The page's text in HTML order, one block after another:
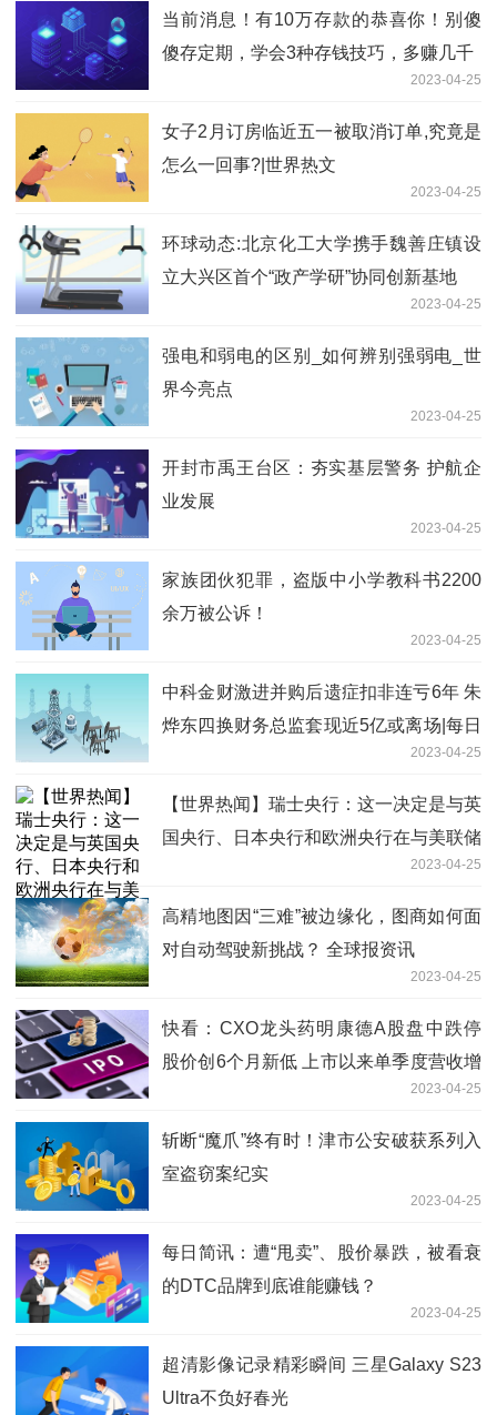
当前消息！有10万存款的恭喜你！别傻
傻存定期，学会3种存钱技巧，多赚几千
2023-04-25
女子2月订房临近五一被取消订单,究竟是
怎么一回事?|世界热文
2023-04-25
环球动态:北京化工大学携手魏善庄镇设
立大兴区首个“政产学研”协同创新基地
2023-04-25
强电和弱电的区别_如何辨别强弱电_世
界今亮点
2023-04-25
开封市禹王台区：夯实基层警务 护航企
业发展
2023-04-25
家族团伙犯罪，盗版中小学教科书2200
余万被公诉！
2023-04-25
中科金财激进并购后遗症扣非连亏6年 朱
烨东四换财务总监套现近5亿或离场|每日
2023-04-25
【世界热闻】瑞士央行：这一决定是与英
国央行、日本央行和欧洲央行在与美联储
2023-04-25
高精地图因“三难”被边缘化，图商如何面
对自动驾驶新挑战？ 全球报资讯
2023-04-25
快看：CXO龙头药明康德A股盘中跌停
股价创6个月新低 上市以来单季度营收增
2023-04-25
斩断“魔爪”终有时！津市公安破获系列入
室盗窃案纪实
2023-04-25
每日简讯：遭“甩卖”、股价暴跌，被看衰
的DTC品牌到底谁能赚钱？
2023-04-25
超清影像记录精彩瞬间 三星Galaxy S23
Ultra不负好春光